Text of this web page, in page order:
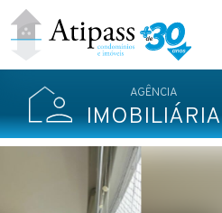
Home
Quem Somos
BLOG
AGÊNCIA
IMOBILIÁRIA